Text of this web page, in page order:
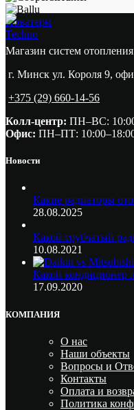
Новатерм
Techno
Магазин систем
г. Минск ул. Короля 9,
+375 (29) 660-14-56
Колл-центр: ПН–ВС:
Офис: ПН–ПТ:
Новости
Какие радиаторы
28.08.2025
Какой трубчатый
10.08.2021
Какой кондиционер
17.09.2020
КОМПАНИЯ
О нас
Наши объекты
Вопросы и
Контакты
Оплата и
Политика